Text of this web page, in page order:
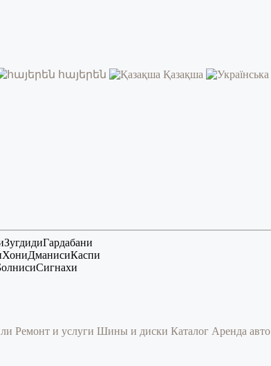
հայերեն Қазақша
ЗугдидиГардабани
ХониДманисиКаспи
Сигнахи
Ремонт и услуги Шины и диски Каталог Аренда